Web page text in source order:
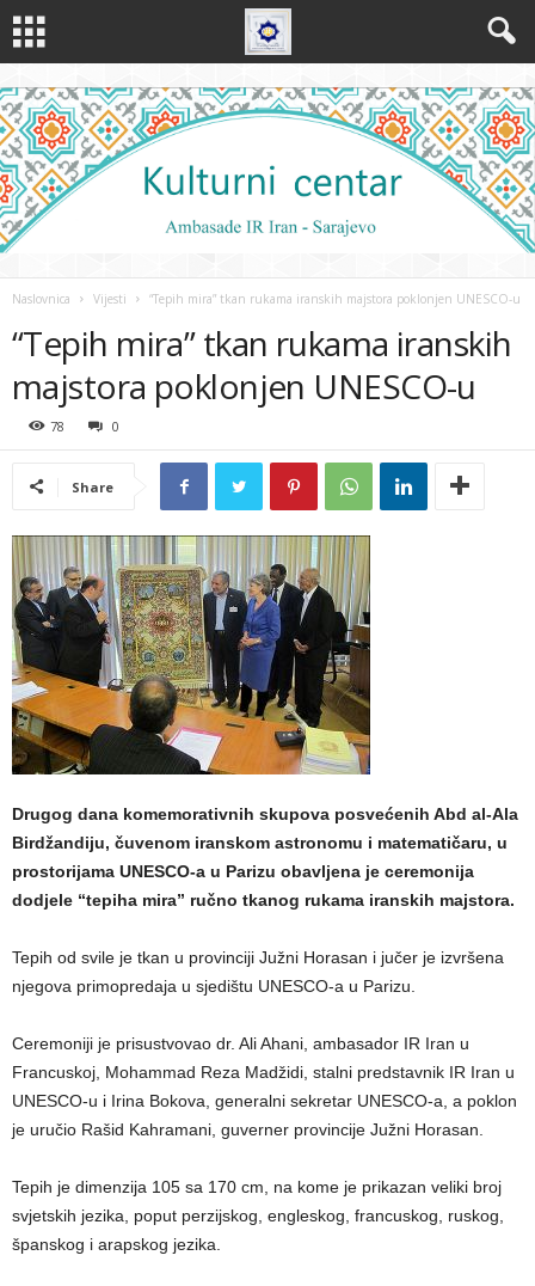
Naslovnica Vijesti “Tepih mira” tkan rukama iranskih majstora poklonjen UNESCO-u
“Tepih mira” tkan rukama iranskih
majstora poklonjen UNESCO-u
78 0
Share
Drugog dana komemorativnih skupova posvećenih Abd al-Ala
Birdžandiju, čuvenom iranskom astronomu i matematičaru, u
prostorijama UNESCO-a u Parizu obavljena je ceremonija
dodjele “tepiha mira” ručno tkanog rukama iranskih majstora.
Tepih od svile je tkan u provinciji Južni Horasan i jučer je izvršena
njegova primopredaja u sjedištu UNESCO-a u Parizu.
Ceremoniji je prisustvovao dr. Ali Ahani, ambasador IR Iran u
Francuskoj, Mohammad Reza Madžidi, stalni predstavnik IR Iran u
UNESCO-u i Irina Bokova, generalni sekretar UNESCO-a, a poklon
je uručio Rašid Kahramani, guverner provincije Južni Horasan.
Tepih je dimenzija 105 sa 170 cm, na kome je prikazan veliki broj
svjetskih jezika, poput perzijskog, engleskog, francuskog, ruskog,
španskog i arapskog jezika.